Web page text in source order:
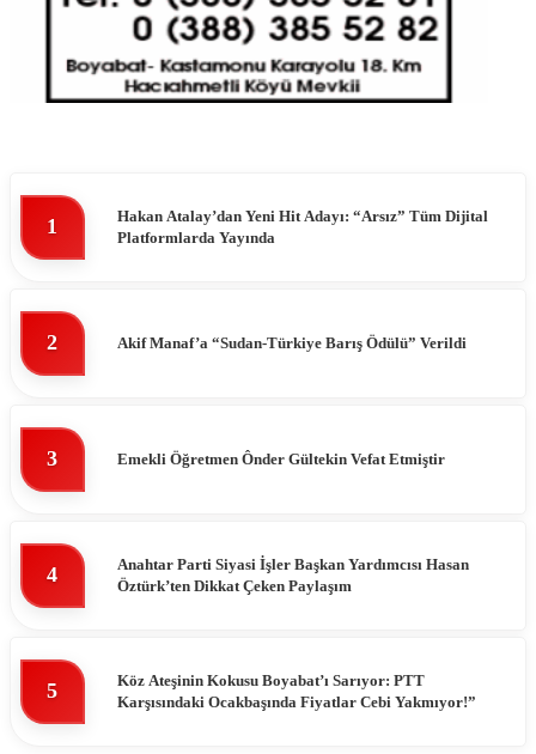
1
Hakan Atalay’dan Yeni Hit Adayı: “Arsız” Tüm Dijital
Platformlarda Yayında
2 Akif Manaf’a “Sudan-Türkiye Barış Ödülü” Verildi
3 Emekli Öğretmen Ônder Gültekin Vefat Etmiştir
4
Anahtar Parti Siyasi İşler Başkan Yardımcısı Hasan
Öztürk’ten Dikkat Çeken Paylaşım
5
Köz Ateşinin Kokusu Boyabat’ı Sarıyor: PTT
Karşısındaki Ocakbaşında Fiyatlar Cebi Yakmıyor!”